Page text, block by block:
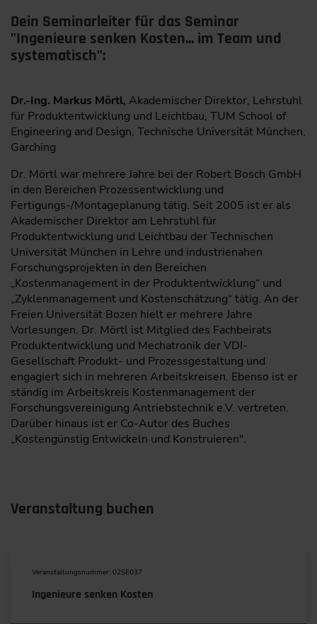
Dein Seminarleiter für das Seminar
"Ingenieure senken Kosten... im Team und
systematisch":
Dr.-Ing. Markus Mörtl, Akademischer Direktor, Lehrstuhl
für Produktentwicklung und Leichtbau, TUM School of
Engineering and Design, Technische Universität München,
Garching
Dr. Mörtl war mehrere Jahre bei der Robert Bosch GmbH
in den Bereichen Prozessentwicklung und
Fertigungs-/Montageplanung tätig. Seit 2005 ist er als
Akademischer Direktor am Lehrstuhl für
Produktentwicklung und Leichtbau der Technischen
Universität München in Lehre und industrienahen
Forschungsprojekten in den Bereichen
„Kostenmanagement in der Produktentwicklung“ und
„Zyklenmanagement und Kostenschätzung“ tätig. An der
Freien Universität Bozen hielt er mehrere Jahre
Vorlesungen. Dr. Mörtl ist Mitglied des Fachbeirats
Produktentwicklung und Mechatronik der VDI-
Gesellschaft Produkt- und Prozessgestaltung und
engagiert sich in mehreren Arbeitskreisen. Ebenso ist er
ständig im Arbeitskreis Kostenmanagement der
Forschungsvereinigung Antriebstechnik e.V. vertreten.
Darüber hinaus ist er Co-Autor des Buches
„Kostengünstig Entwickeln und Konstruieren".
Veranstaltung buchen
Veranstaltungsnummer: 02SE037
Ingenieure senken Kosten